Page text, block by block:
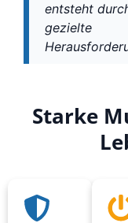
entsteht
gezielte
Starke